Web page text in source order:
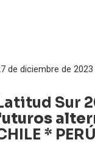
de diciembre de 2023
Sur
*